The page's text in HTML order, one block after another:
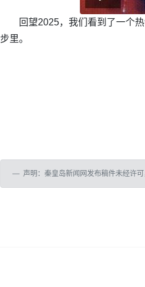
回望2025，我们看到了一个
步里。
声明：秦皇岛新闻网发布稿件未经许